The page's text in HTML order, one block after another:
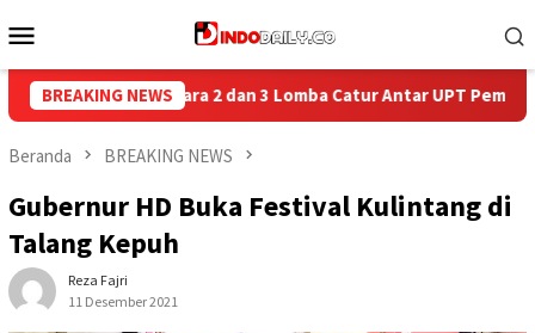
ke
Mobile
BREAKING NEWS
Antar UPT Pemasyarakatan se-Palembang Raya
Beranda BREAKING NEWS
Gubernur HD Buka Festival Kulintang di
Talang Kepuh
Reza Fajri
11 Desember 2021